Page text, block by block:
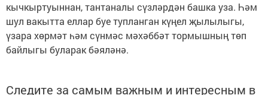
кычкыр­туыннан, тантаналы сүзләрдән башка уза. Һәм
шул вакытта еллар буе тупланган күңел җы­лылыгы,
үзара хөрмәт һәм сүнмәс мәхәббәт тормышның төп
байлыгы буларак бәяләнә.
Следите за самым важным и интересным в